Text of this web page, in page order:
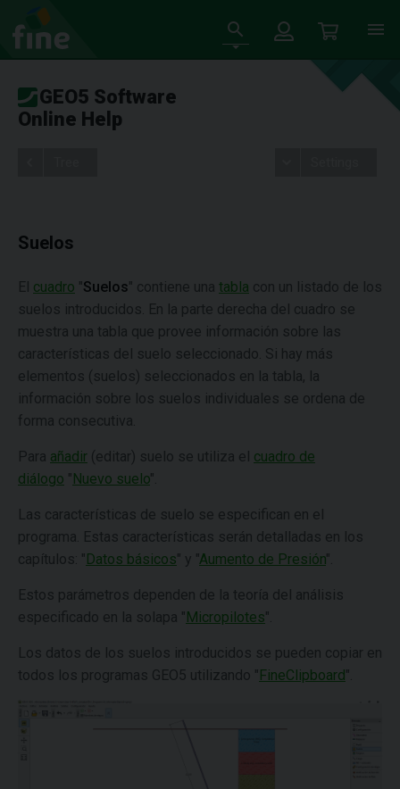
GEO5 Software
Online Help
Suelos
El cuadro "Suelos" contiene una tabla con un listado de los
suelos introducidos. En la parte derecha del cuadro se
muestra una tabla que provee información sobre las
características del suelo seleccionado. Si hay más
elementos (suelos) seleccionados en la tabla, la
información sobre los suelos individuales se ordena de
forma consecutiva.
Para añadir (editar) suelo se utiliza el cuadro de
diálogo "Nuevo suelo".
Las características de suelo se especifican en el
programa. Estas características serán detalladas en los
capítulos: "Datos básicos" y "Aumento de Presión".
Estos parámetros dependen de la teoría del análisis
especificado en la solapa "Micropilotes".
Los datos de los suelos introducidos se pueden copiar en
todos los programas GEO5 utilizando "FineClipboard".